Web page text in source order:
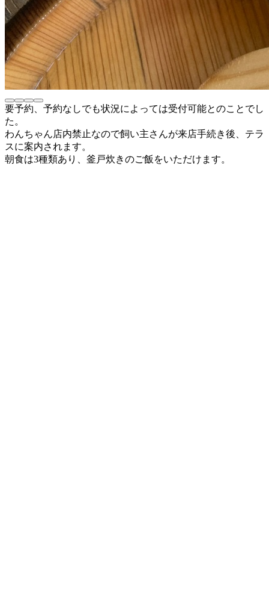
要予約、予約なしでも状況によっては受付可能とのことでし
た。
わんちゃん店内禁止なので飼い主さんが来店手続き後、テラ
スに案内されます。
朝食は3種類あり、釜戸炊きのご飯をいただけます。